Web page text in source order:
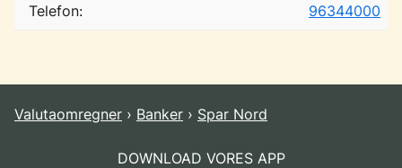
Telefon: 96344000
Valutaomregner Banker Spar Nord
DOWNLOAD VORES APP